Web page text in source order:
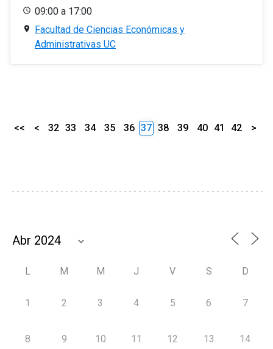
09:00 a 17:00
Facultad de Ciencias Económicas y
Administrativas UC
<< < 32 33 34 35 36 37 38 39 40 41 42 >
L M M J V S D
1 2 3 4 5 6 7
8 9 10 11 12 13 14